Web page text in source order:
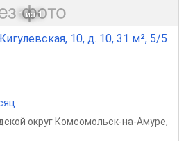
1 из 1
10, д. 10, 31 м², 5/5
округ Комсомольск-на-Амуре,